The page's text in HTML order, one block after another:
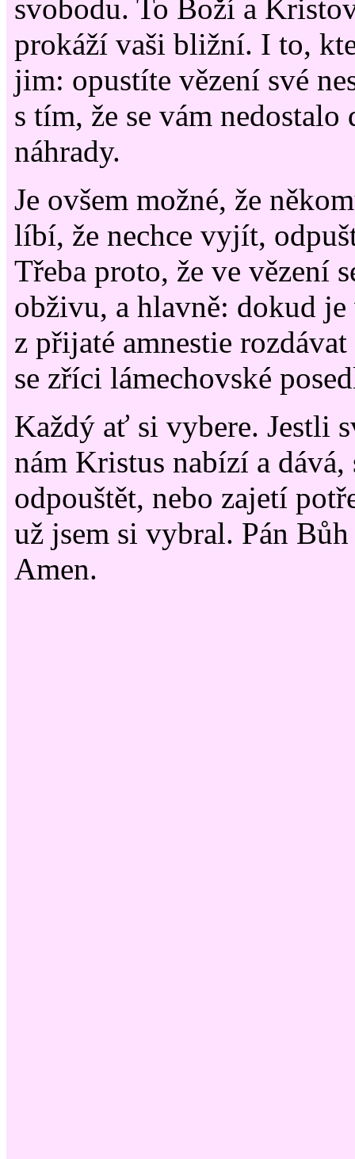
svobodu. To Boží a
prokáží vaši bližní. I to,
jim: opustíte vězení své
s tím, že se vám nedostalo
náhrady.
Je ovšem možné, že
líbí, že nechce vyjít,
Třeba proto, že ve vězení
obživu, a hlavně: dokud je
z přijaté amnestie
se zříci lámechovské
Každý ať si vybere. Jestli
nám Kristus nabízí a dává,
odpouštět, nebo zajetí
už jsem si vybral. Pán
Amen.